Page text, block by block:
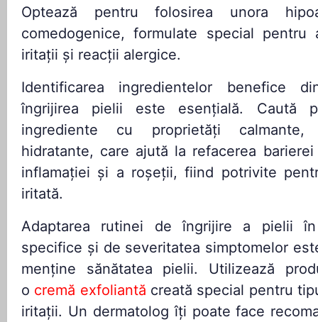
Optează pentru folosirea unora
comedogenice, formulate special
iritații și reacții alergice.
Identificarea ingredientelor benefice
îngrijirea pielii este esențială. Caută
ingrediente cu proprietăți calmante,
hidratante, care ajută la refacerea
inflamației și a roșeții, fiind potrivite
iritată.
Adaptarea rutinei de îngrijire a pielii
specifice și de severitatea simptomelor
menține sănătatea pielii. Utilizează
o cremă exfoliantă creată special pentru
iritații. Un dermatolog îți poate face